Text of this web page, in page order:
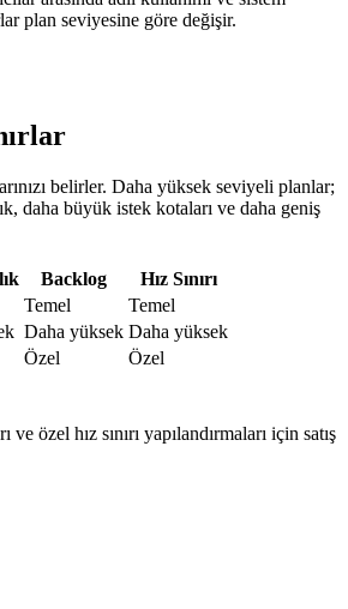
plan seviyesine göre değişir.
belirler. Daha yüksek seviyeli planlar;
daha büyük istek kotaları ve daha geniş
Backlog
Hız Sınırı
Temel
Temel
Daha yüksek Daha yüksek
Özel Özel
ve özel hız sınırı yapılandırmaları için satış